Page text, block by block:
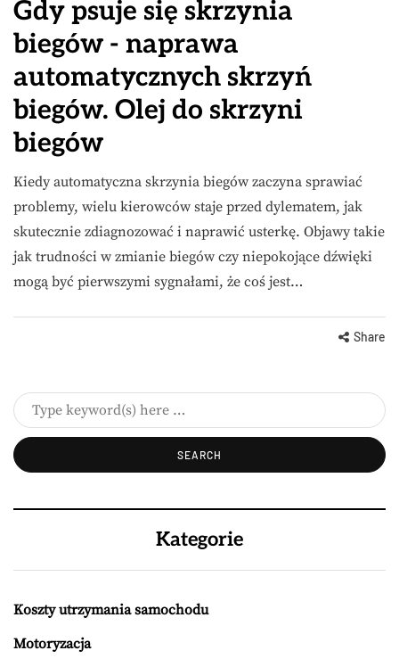
Gdy psuje się skrzynia
biegów - naprawa
automatycznych skrzyń
biegów. Olej do skrzyni
biegów
Kiedy automatyczna skrzynia biegów zaczyna sprawiać
problemy, wielu kierowców staje przed dylematem, jak
skutecznie zdiagnozować i naprawić usterkę. Objawy takie
jak trudności w zmianie biegów czy niepokojące dźwięki
mogą być pierwszymi sygnałami, że coś jest…
Share
Kategorie
Koszty utrzymania samochodu
Motoryzacja